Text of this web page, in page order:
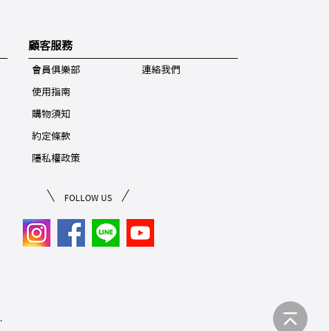
顧客服務
會員俱樂部
使用指南
購物須知
約定條款
隱私權政策
連絡我們
FOLLOW US